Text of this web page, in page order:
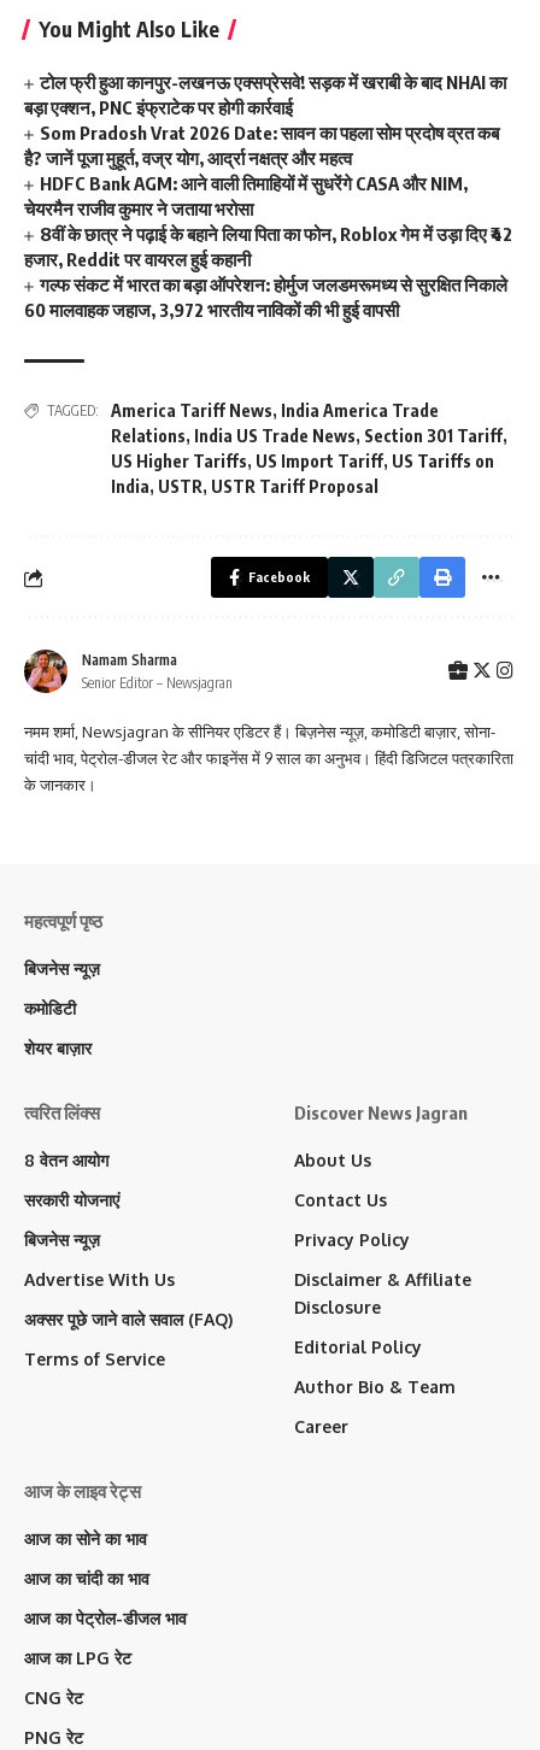
You Might Also Like
टोल फ्री हुआ कानपुर-लखनऊ एक्सप्रेसवे! सड़क में खराबी के बाद NHAI का
बड़ा एक्शन, PNC इंफ्राटेक पर होगी कार्रवाई
Som Pradosh Vrat 2026 Date: सावन का पहला सोम प्रदोष व्रत कब
है? जानें पूजा मुहूर्त, वज्र योग, आर्द्रा नक्षत्र और महत्व
HDFC Bank AGM: आने वाली तिमाहियों में सुधरेंगे CASA और NIM,
चेयरमैन राजीव कुमार ने जताया भरोसा
8वीं के छात्र ने पढ़ाई के बहाने लिया पिता का फोन, Roblox गेम में उड़ा दिए ₹42
हजार, Reddit पर वायरल हुई कहानी
गल्फ संकट में भारत का बड़ा ऑपरेशन: होर्मुज जलडमरूमध्य से सुरक्षित निकाले
60 मालवाहक जहाज, 3,972 भारतीय नाविकों की भी हुई वापसी
TAGGED: America Tariff News, India America Trade
Relations, India US Trade News, Section 301 Tariff,
US Higher Tariffs, US Import Tariff, US Tariffs on
India, USTR, USTR Tariff Proposal
Facebook
Namam Sharma
Senior Editor – Newsjagran
नमम शर्मा, Newsjagran के सीनियर एडिटर हैं। बिज़नेस न्यूज़, कमोडिटी बाज़ार, सोना-
चांदी भाव, पेट्रोल-डीजल रेट और फाइनेंस में 9 साल का अनुभव। हिंदी डिजिटल पत्रकारिता
के जानकार।
महत्वपूर्ण पृष्ठ
बिजनेस न्यूज़
कमोडिटी
शेयर बाज़ार
त्वरित लिंक्स
8 वेतन आयोग
सरकारी योजनाएं
बिजनेस न्यूज़
Advertise With Us
अक्सर पूछे जाने वाले सवाल (FAQ)
Terms of Service
Discover News Jagran
About Us
Contact Us
Privacy Policy
Disclaimer & Affiliate
Disclosure
Editorial Policy
Author Bio & Team
Career
आज के लाइव रेट्स
आज का सोने का भाव
आज का चांदी का भाव
आज का पेट्रोल-डीजल भाव
आज का LPG रेट
CNG रेट
PNG रेट